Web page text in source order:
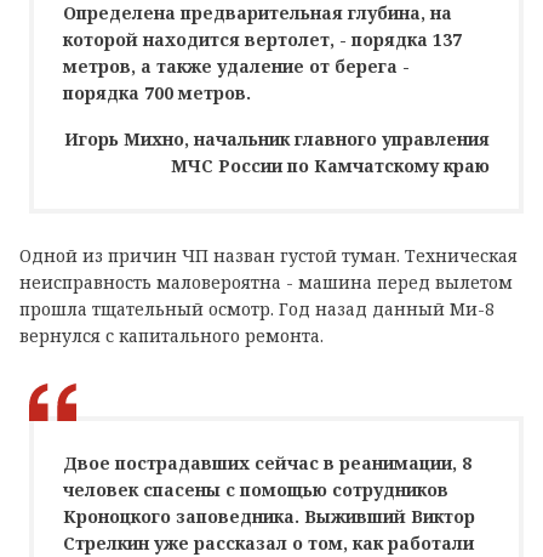
Определена предварительная глубина, на
которой находится вертолет, - порядка 137
метров, а также удаление от берега -
порядка 700 метров.
Игорь Михно, начальник главного управления
МЧС России по Камчатскому краю
Одной из причин ЧП назван густой туман. Техническая
неисправность маловероятна - машина перед вылетом
прошла тщательный осмотр. Год назад данный Ми-8
вернулся с капитального ремонта.
Двое пострадавших сейчас в реанимации, 8
человек спасены с помощью сотрудников
Кроноцкого заповедника. Выживший Виктор
Стрелкин уже рассказал о том, как работали